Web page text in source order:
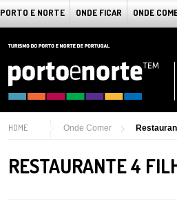
PORTO E NORTE ONDE FICAR ONDE
HOME Onde Comer
RESTAURANTE 4